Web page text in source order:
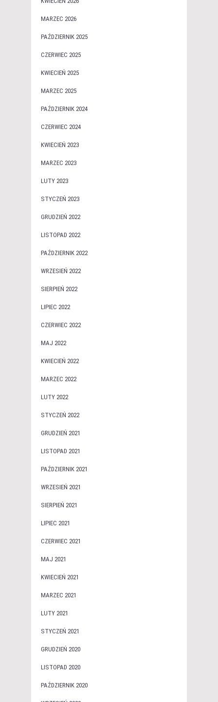
MARZEC 2026
PAŹDZIERNIK 2025
CZERWIEC 2025
KWIECIEŃ 2025
MARZEC 2025
PAŹDZIERNIK 2024
CZERWIEC 2024
KWIECIEŃ 2023
MARZEC 2023
LUTY 2023
STYCZEŃ 2023
GRUDZIEŃ 2022
LISTOPAD 2022
PAŹDZIERNIK 2022
WRZESIEŃ 2022
SIERPIEŃ 2022
LIPIEC 2022
CZERWIEC 2022
MAJ 2022
KWIECIEŃ 2022
MARZEC 2022
LUTY 2022
STYCZEŃ 2022
GRUDZIEŃ 2021
LISTOPAD 2021
PAŹDZIERNIK 2021
WRZESIEŃ 2021
SIERPIEŃ 2021
LIPIEC 2021
CZERWIEC 2021
MAJ 2021
KWIECIEŃ 2021
MARZEC 2021
LUTY 2021
STYCZEŃ 2021
GRUDZIEŃ 2020
LISTOPAD 2020
PAŹDZIERNIK 2020